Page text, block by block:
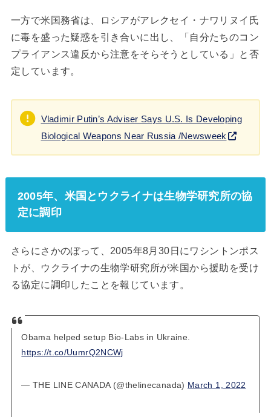
一方で米国務省は、ロシアがアレクセイ・ナワリヌイ氏
に毒を盛った疑惑を引き合いに出し、「自分たちのコン
プライアンス違反から注意をそらそうとしている」と否
定しています。
Vladimir Putin’s Adviser Says U.S. Is Developing
Biological Weapons Near Russia /Newsweek
2005年、米国とウクライナは生物学研究所の協
定に調印
さらにさかのぼって、2005年8月30日にワシントンポス
トが、ウクライナの生物学研究所が米国から援助を受け
る協定に調印したことを報じています。
Obama helped setup Bio-Labs in Ukraine.
https://t.co/UumrQ2NCWj
— THE LINE CANADA (@thelinecanada) March 1, 2022